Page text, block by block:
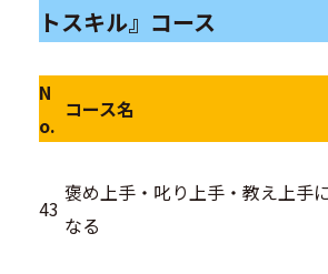
トスキル』コース
N
o.
コース名
43
褒め上手・叱り上手・教え上手
なる